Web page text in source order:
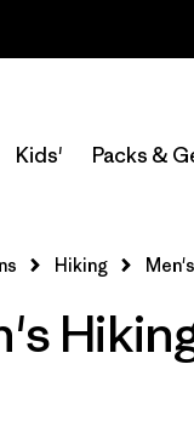
Kids' Packs &
Hiking